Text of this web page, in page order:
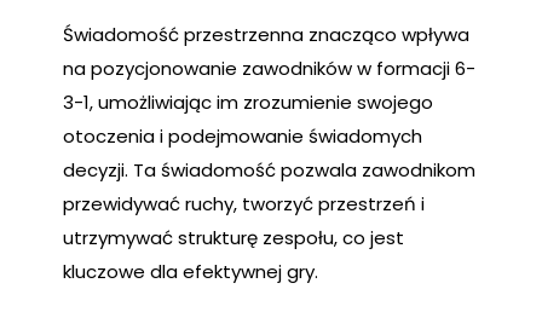
Świadomość przestrzenna znacząco wpływa
na pozycjonowanie zawodników w formacji 6-
3-1, umożliwiając im zrozumienie swojego
otoczenia i podejmowanie świadomych
decyzji. Ta świadomość pozwala zawodnikom
przewidywać ruchy, tworzyć przestrzeń i
utrzymywać strukturę zespołu, co jest
kluczowe dla efektywnej gry.